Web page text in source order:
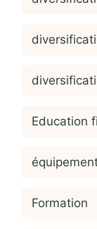
Education
Formation